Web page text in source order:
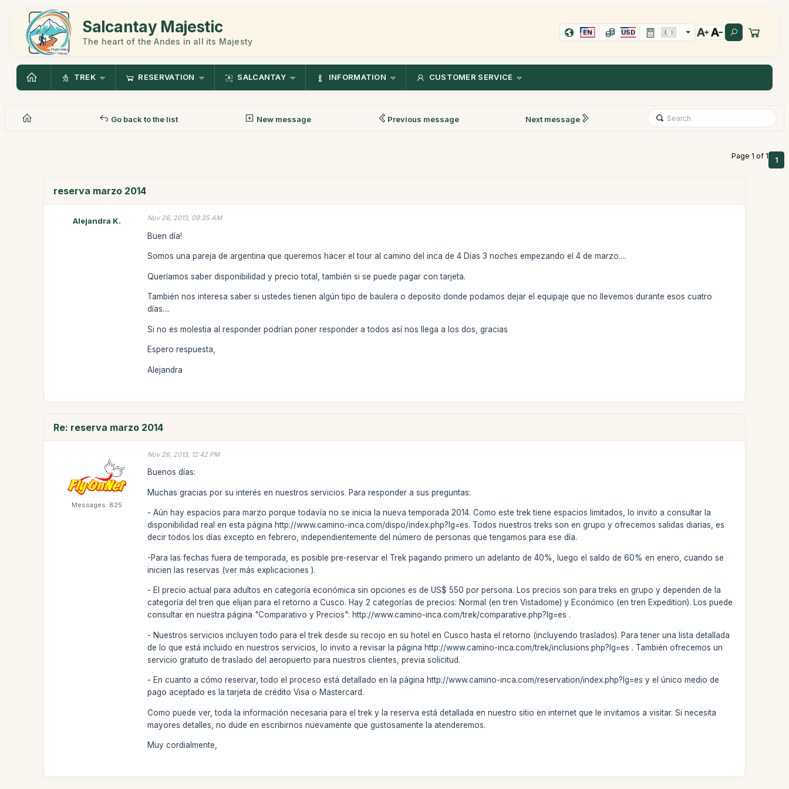
Salcantay Majestic
The heart of the Andes in all its Majesty
EN USD
TREK RESERVATION SALCANTAY INFORMATION CUSTOMER SERVICE
Go back to the list New message Previous message Next message
Page 1 of 1 1
reserva marzo 2014
Alejandra K. Nov 26, 2013, 09:35 AM
Buen día!
Somos una pareja de argentina que queremos hacer el tour al camino del inca de 4 Días 3 noches empezando el 4 de marzo....
Queríamos saber disponibilidad y precio total, también si se puede pagar con tarjeta.
También nos interesa saber si ustedes tienen algún tipo de baulera o deposito donde podamos dejar el equipaje que no llevemos durante esos cuatro
días....
Si no es molestia al responder podrían poner responder a todos así nos llega a los dos, gracias
Espero respuesta,
Alejandra
Re: reserva marzo 2014
Messages: 825
Nov 26, 2013, 12:42 PM
Buenos días:
Muchas gracias por su interés en nuestros servicios. Para responder a sus preguntas:
- Aún hay espacios para marzo porque todavía no se inicia la nueva temporada 2014. Como este trek tiene espacios limitados, lo invito a consultar la
disponibilidad real en esta página http://www.camino-inca.com/dispo/index.php?lg=es. Todos nuestros treks son en grupo y ofrecemos salidas diarias, es
decir todos los días excepto en febrero, independientemente del número de personas que tengamos para ese día.
-Para las fechas fuera de temporada, es posible pre-reservar el Trek pagando primero un adelanto de 40%, luego el saldo de 60% en enero, cuando se
inicien las reservas (ver más explicaciones).
- El precio actual para adultos en categoría económica sin opciones es de US$ 550 por persona. Los precios son para treks en grupo y dependen de la
categoría del tren que elijan para el retorno a Cusco. Hay 2 categorías de precios: Normal (en tren Vistadome) y Económico (en tren Expedition). Los puede
consultar en nuestra página "Comparativo y Precios": http://www.camino-inca.com/trek/comparative.php?lg=es .
- Nuestros servicios incluyen todo para el trek desde su recojo en su hotel en Cusco hasta el retorno (incluyendo traslados). Para tener una lista detallada
de lo que está incluido en nuestros servicios, lo invito a revisar la página http://www.camino-inca.com/trek/inclusions.php?lg=es . También ofrecemos un
servicio gratuito de traslado del aeropuerto para nuestros clientes, previa solicitud.
- En cuanto a cómo reservar, todo el proceso está detallado en la página http://www.camino-inca.com/reservation/index.php?lg=es y el único medio de
pago aceptado es la tarjeta de crédito Visa o Mastercard.
Como puede ver, toda la información necesaria para el trek y la reserva está detallada en nuestro sitio en internet que le invitamos a visitar. Si necesita
mayores detalles, no dude en escribirnos nuevamente que gustosamente la atenderemos.
Muy cordialmente,